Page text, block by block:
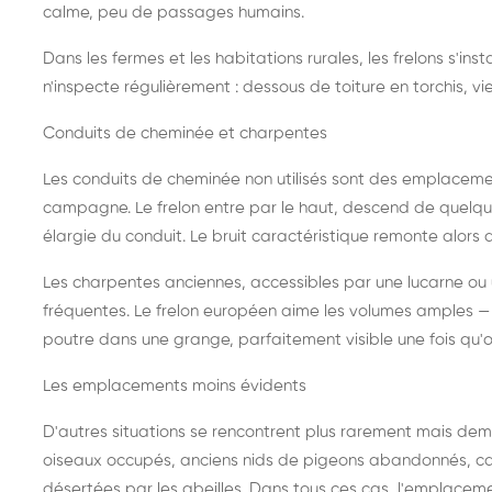
calme, peu de passages humains.
Dans les fermes et les habitations rurales, les frelons
n'inspecte régulièrement : dessous de toiture en torchis,
Conduits de cheminée et charpentes
Les conduits de cheminée non utilisés sont des
campagne. Le frelon entre par le haut, descend de
élargie du conduit. Le bruit caractéristique remonte alors
Les charpentes anciennes, accessibles par une lucarne
fréquentes. Le frelon européen aime les volumes amples
poutre dans une grange, parfaitement visible une fois
Les emplacements moins évidents
D'autres situations se rencontrent plus rarement mais
oiseaux occupés, anciens nids de pigeons abandonnés,